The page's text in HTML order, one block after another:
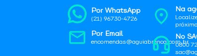
Por WhatsApp
(21) 96730-4726
Por Email
encomendas@aguiabranca.com.br
Na
próxima
No
0800